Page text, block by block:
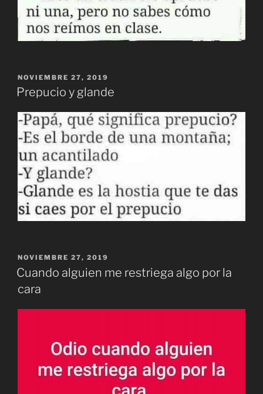
PUBLICADO
EL
NOVIEMBRE 27, 2019
Prepucio y glande
PUBLICADO
EL
NOVIEMBRE 27, 2019
Cuando alguien me restriega algo por la
cara